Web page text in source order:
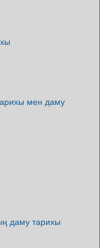
мен даму
даму тарихы